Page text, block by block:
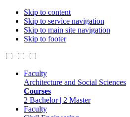
Skip to content
Skip to service navigation
Skip to main site navigation
Skip to footer
Faculty
Architecture and Social Sciences
Courses
2 Bachelor | 2 Master
Faculty